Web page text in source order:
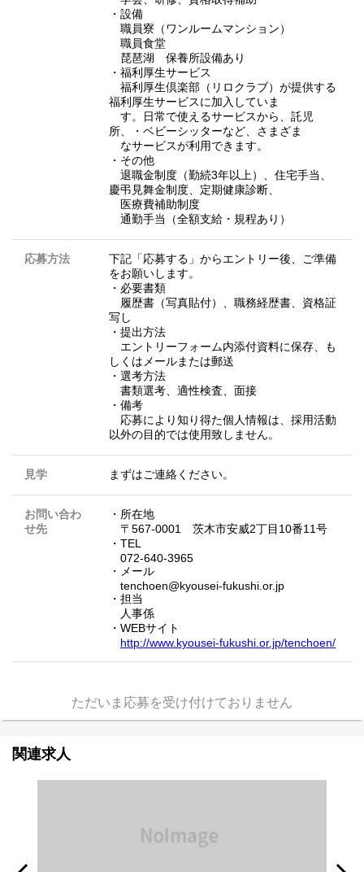
・設備
職員寮（ワンルームマンション）
職員食堂
琵琶湖 保養所設備あり
・福利厚生サービス
福利厚生倶楽部（リロクラブ）が提供する
福利厚生サービスに加入していま
す。日常で使えるサービスから、託児
所、・ベビーシッターなど、さまざま
なサービスが利用できます。
・その他
退職金制度（勤続3年以上）、住宅手当、
慶弔見舞金制度、定期健康診断、
医療費補助制度
通勤手当（全額支給・規程あり）
応募方法
下記「応募する」からエントリー後、ご準備
をお願いします。
・必要書類
履歴書（写真貼付）、職務経歴書、資格証
写し
・提出方法
エントリーフォーム内添付資料に保存、も
しくはメールまたは郵送
・選考方法
書類選考、適性検査、面接
・備考
応募により知り得た個人情報は、採用活動
以外の目的では使用致しません。
見学 まずはご連絡ください。
お問い合わ
せ先
・所在地
〒567-0001 茨木市安威2丁目10番11号
・TEL
072-640-3965
・メール
tenchoen@kyousei-fukushi.or.jp
・担当
人事係
・WEBサイト
http://www.kyousei-fukushi.or.jp/tenchoen/
ただいま応募を受け付けておりません
関連求人